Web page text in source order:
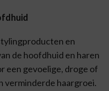
en
de hoofdhuid en haren
een gevoelige, droge of
verminderde haargroei.